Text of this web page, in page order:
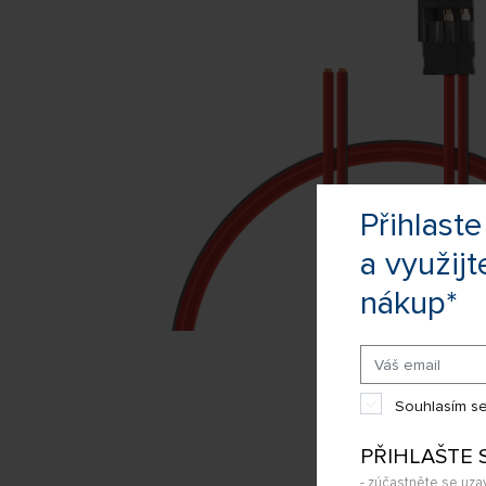
a
nákup*
Souhlasím
PŘIHLAŠTE